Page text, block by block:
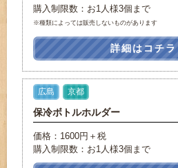
購入制限数：お1人様3個まで
※種類によっては販売しないものがあります
詳細はコチラ
広島 京都
保冷ボトルホルダー
価格：1600円＋税
購入制限数：お1人様3個まで